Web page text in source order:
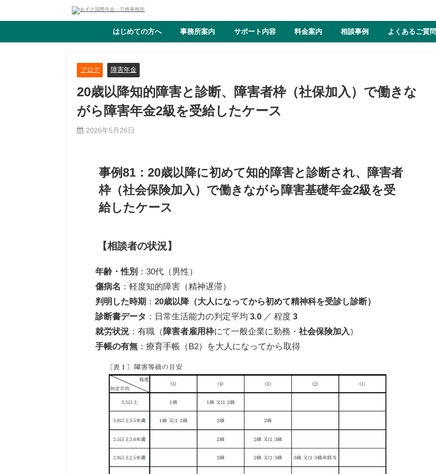
はじめての方へ 事務所案内 サポート内容 料金案内 相談事例 よくあるご質問
ブログ 障害年金
20歳以降知的障害と診断、障害者枠（社保加入）で働きな
がら障害年金2級を受給したケース
2026年5月26日
事例81：20歳以降に初めて知的障害と診断され、障害者
枠（社会保険加入）で働きながら障害基礎年金2級を受
給したケース
【相談者の状況】
年齢・性別 ：30代（男性）
傷病名 ：軽度知的障害（精神遅滞）
判明した時期 ：20歳以降（大人になってから初めて精神科を受診し診断）
診断書データ ：日常生活能力の判定平均3.0 ／ 程度3
就労状況 ：有職（ 障害者雇用枠にて一般企業に勤務・社会保険加入 ）
手帳の有無 ：療育手帳（B2）を大人になってから取得